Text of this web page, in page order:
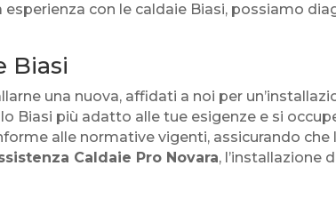
con le caldaie Biasi, possiamo
Biasi
una nuova, affidati a noi per
Biasi più adatto alle tue esigenze e si
alle normative vigenti, assicurando che
Caldaie Pro Novara, l’installazione